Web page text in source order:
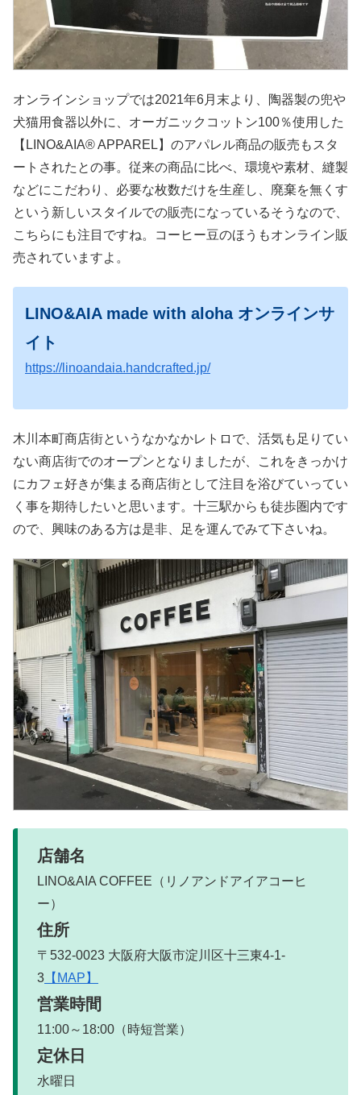
オンラインショップでは2021年6月末より、陶器製の兜や
犬猫用食器以外に、オーガニックコットン100％使用した
【LINO&AIA® APPAREL】のアパレル商品の販売もスタ
ートされたとの事。従来の商品に比べ、環境や素材、縫製
などにこだわり、必要な枚数だけを生産し、廃棄を無くす
という新しいスタイルでの販売になっているそうなので、
こちらにも注目ですね。コーヒー豆のほうもオンライン販
売されていますよ。
LINO&AIA made with aloha オンラインサ
イト
https://linoandaia.handcrafted.jp/
木川本町商店街というなかなかレトロで、活気も足りてい
ない商店街でのオープンとなりましたが、これをきっかけ
にカフェ好きが集まる商店街として注目を浴びていってい
く事を期待したいと思います。十三駅からも徒歩圏内です
ので、興味のある方は是非、足を運んでみて下さいね。
店舗名
LINO&AIA COFFEE（リノアンドアイアコーヒ
ー）
住所
〒532-0023 大阪府大阪市淀川区十三東4-1-
3 【MAP】
営業時間
11:00～18:00（時短営業）
定休日
水曜日